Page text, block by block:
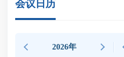
会议日历
2026年